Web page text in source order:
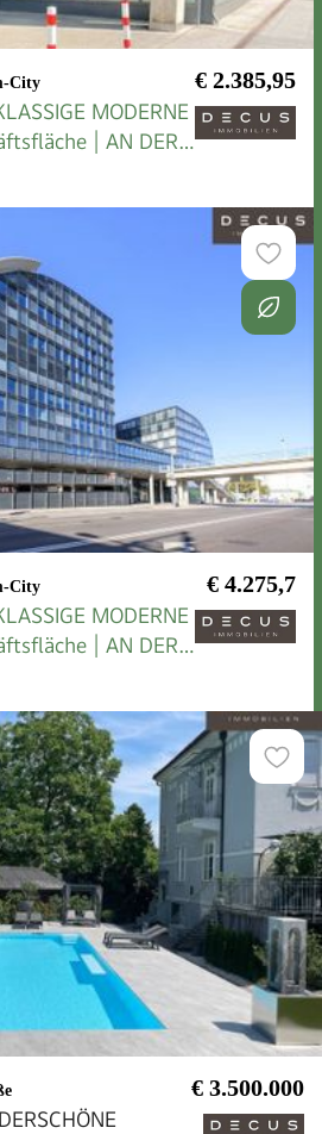
City € 2.385,95
MODERNE
| AN DER
City € 4.275,7
MODERNE
| AN DER
€ 3.500.000